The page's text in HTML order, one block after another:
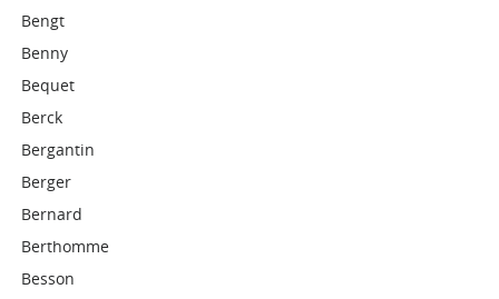
Bengt
Benny
Bequet
Berck
Bergantin
Berger
Bernard
Berthomme
Besson